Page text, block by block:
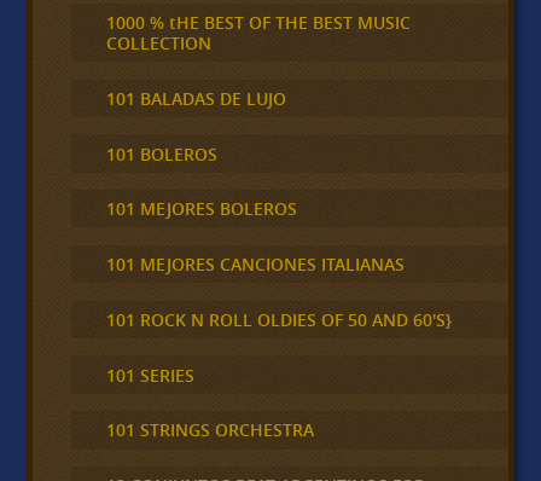
1000 % tHE BEST OF THE BEST MUSIC
COLLECTION
101 BALADAS DE LUJO
101 BOLEROS
101 MEJORES BOLEROS
101 MEJORES CANCIONES ITALIANAS
101 ROCK N ROLL OLDIES OF 50 AND 60'S}
101 SERIES
101 STRINGS ORCHESTRA